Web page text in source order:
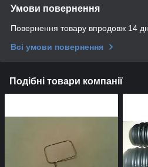
Умови повернення
Повернення товару впродовж 14
Всі умови повернення
Подібні товари компанії